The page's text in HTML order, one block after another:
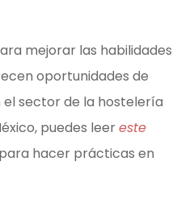
mejorar las habilidades
oportunidades de
sector de la hostelería
puedes leereste
hacer prácticas en